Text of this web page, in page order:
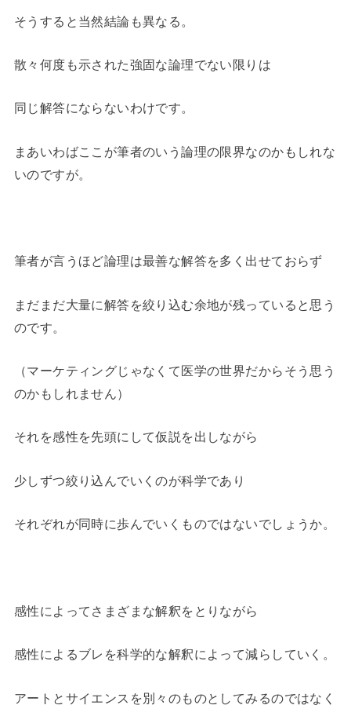
そうすると当然結論も異なる。
散々何度も示された強固な論理でない限りは
同じ解答にならないわけです。
まあいわばここが筆者のいう論理の限界なのかもしれな
いのですが。
筆者が言うほど論理は最善な解答を多く出せておらず
まだまだ大量に解答を絞り込む余地が残っていると思う
のです。
（マーケティングじゃなくて医学の世界だからそう思う
のかもしれません）
それを感性を先頭にして仮説を出しながら
少しずつ絞り込んでいくのが科学であり
それぞれが同時に歩んでいくものではないでしょうか。
感性によってさまざまな解釈をとりながら
感性によるブレを科学的な解釈によって減らしていく。
アートとサイエンスを別々のものとしてみるのではなく